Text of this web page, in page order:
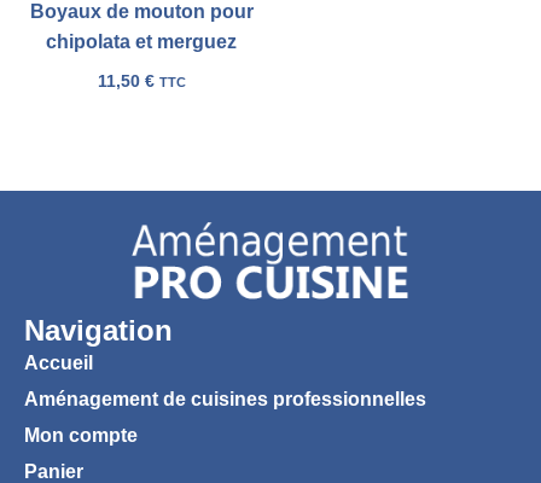
Boyaux de mouton pour
chipolata et merguez
11,50 € TTC
Navigation
Accueil
Aménagement de cuisines professionnelles
Mon compte
Panier